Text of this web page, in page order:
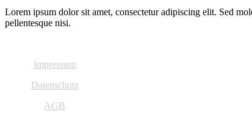
Lorem ipsum dolor sit amet, consectetur adipiscing elit. Sed
pellentesque nisi.
Impressum
Datenschutz
AGB